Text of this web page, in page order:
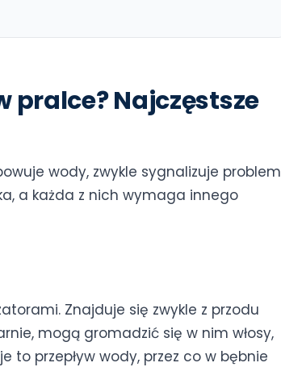
pralce? Najczęstsze
wody, zwykle sygnalizuje problem
a każda z nich wymaga innego
Znajduje się zwykle z przodu
mogą gromadzić się w nim włosy,
to przepływ wody, przez co w bębnie